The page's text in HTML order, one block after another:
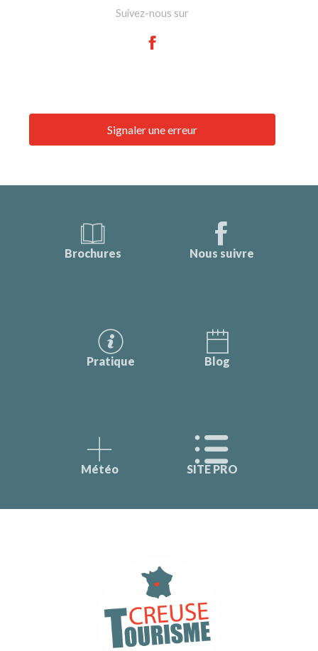
Suivez-nous sur
Signaler une erreur
Brochures Nous suivre
Pratique Blog
Météo SITE PRO